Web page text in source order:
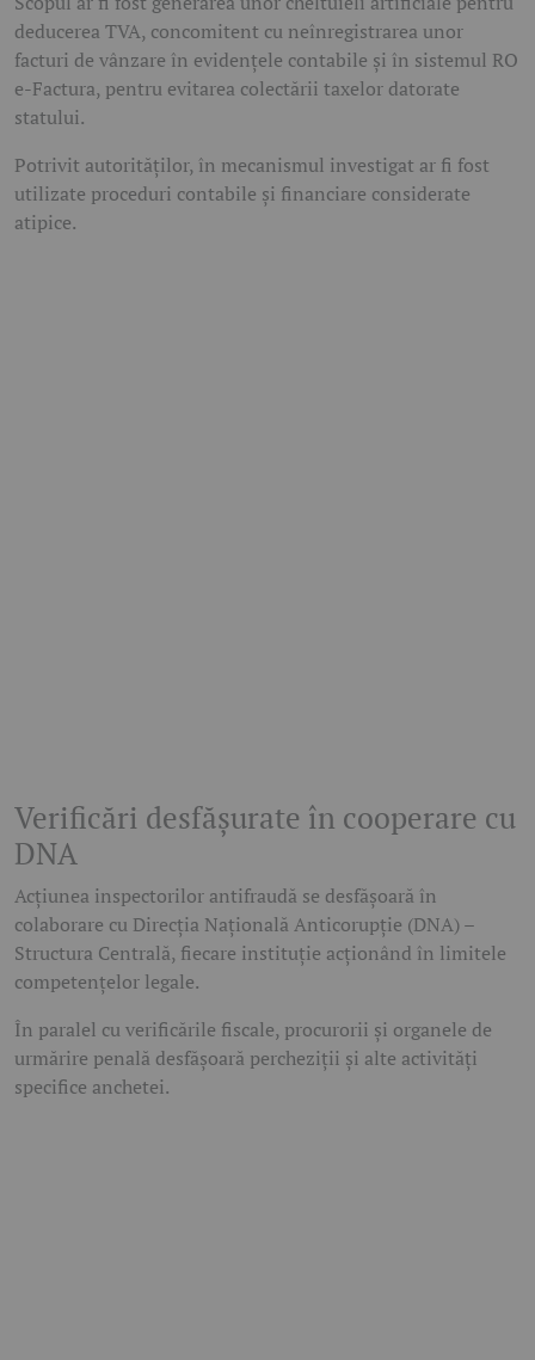
deducerea TVA, concomitent cu neînregistrarea unor
facturi de vânzare în evidențele contabile și în sistemul RO
e-Factura, pentru evitarea colectării taxelor datorate
statului.
Potrivit autorităților, în mecanismul investigat ar fi fost
utilizate proceduri contabile și financiare considerate
atipice.
Verificări desfășurate în cooperare cu
DNA
Acțiunea inspectorilor antifraudă se desfășoară în
colaborare cu Direcția Națională Anticorupție (DNA) –
Structura Centrală, fiecare instituție acționând în limitele
competențelor legale.
În paralel cu verificările fiscale, procurorii și organele de
urmărire penală desfășoară percheziții și alte activități
specifice anchetei.